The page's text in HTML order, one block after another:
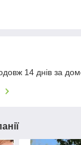
14 днів за